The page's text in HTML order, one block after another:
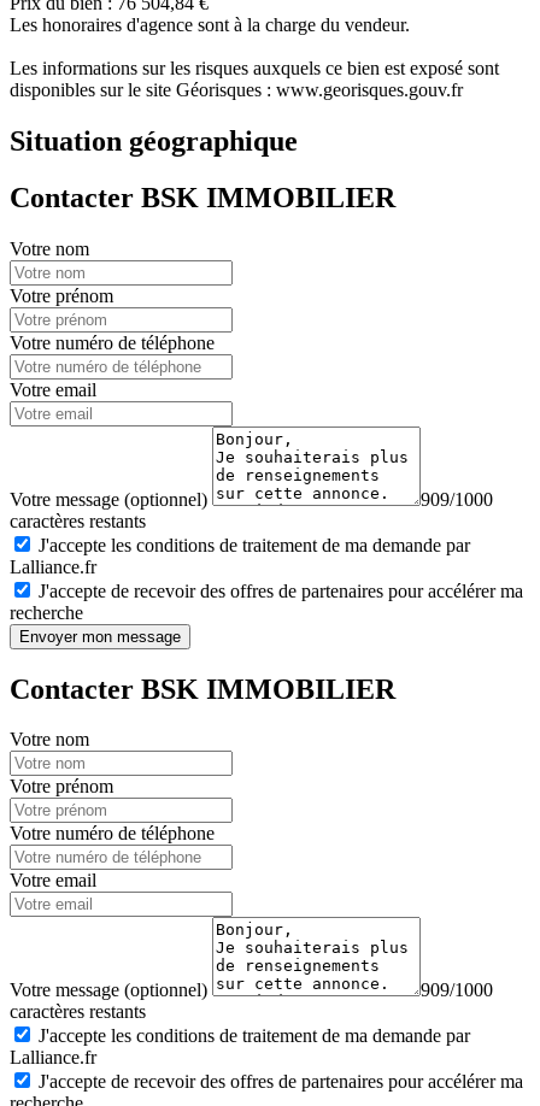
Les honoraires d'agence sont à la charge du vendeur.
Les informations sur les risques auxquels ce bien est exposé sont
disponibles sur le site Géorisques : www.georisques.gouv.fr
Situation géographique
Contacter BSK IMMOBILIER
Votre nom
Votre prénom
Votre numéro de téléphone
Votre email
Votre message (optionnel)
909/1000
caractères restants
J'accepte les conditions de traitement de ma demande par
Lalliance.fr
J'accepte de recevoir des offres de partenaires pour accélérer ma
recherche
Envoyer mon message
Contacter BSK IMMOBILIER
Votre nom
Votre prénom
Votre numéro de téléphone
Votre email
Votre message (optionnel)
909/1000
caractères restants
J'accepte les conditions de traitement de ma demande par
Lalliance.fr
J'accepte de recevoir des offres de partenaires pour accélérer ma